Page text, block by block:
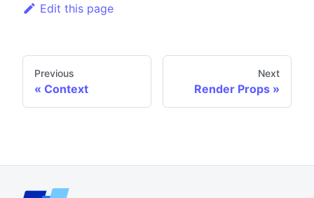
Edit this page
Previous
Context
Next
Render Props